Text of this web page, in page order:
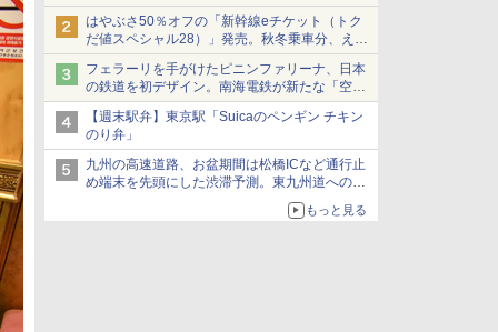
ショーツは1990円に
はやぶさ50％オフの「新幹線eチケット（トク
だ値スペシャル28）」発売。秋冬乗車分、えき
ねっと限定
フェラーリを手がけたピニンファリーナ、日本
の鉄道を初デザイン。南海電鉄が新たな「空港
特急」をなにわ筋線へ導入
【週末駅弁】東京駅「Suicaのペンギン チキン
のり弁」
九州の高速道路、お盆期間は松橋ICなど通行止
め端末を先頭にした渋滞予測。東九州道への迂
もっと見る